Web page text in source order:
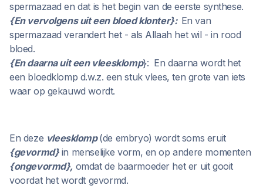
spermazaad en dat is het begin van de eerste synthese.
{En vervolgens uit een bloed klonter}: En van
spermazaad verandert het - als Allaah het wil - in rood
bloed.
{En daarna uit een vleesklomp}: En daarna wordt het
een bloedklomp d.w.z. een stuk vlees, ten grote van iets
waar op gekauwd wordt.
En deze vleesklomp(de embryo) wordt soms eruit
{gevormd}in menselijke vorm, en op andere momenten
{ongevormd}, omdat de baarmoeder het er uit gooit
voordat het wordt gevormd.